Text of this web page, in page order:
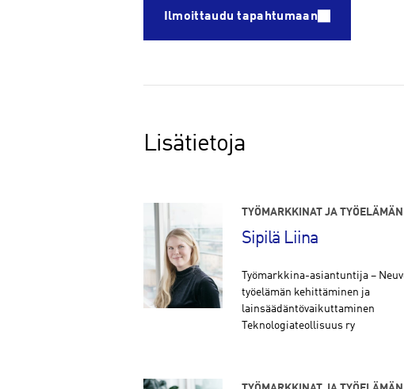
Ilmoittaudu tapahtumaan
Lisätietoja
TYÖMARKKINAT JA
Sipilä Liina
Työmarkkina-asiantuntija –
työelämän kehittäminen ja
lainsäädäntövaikuttaminen
Teknologiateollisuus ry